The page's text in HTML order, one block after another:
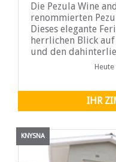
Die Pezula Wine
renommierten
Dieses elegante
herrlichen Blick auf
und den
verfügt über vier
IHR
KNYSNA